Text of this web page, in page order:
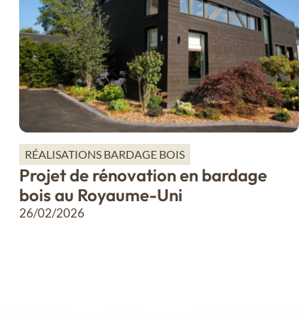
RÉALISATIONS BARDAGE BOIS
Projet de rénovation en bardage
bois au Royaume-Uni
26/02/2026